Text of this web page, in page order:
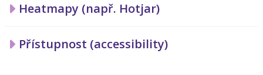
Heatmapy (např. Hotjar)
Přístupnost (accessibility)